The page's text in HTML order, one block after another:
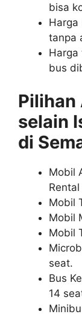
bisa
tanpa
Harga
bus
Pilihan
selain
di
Mobil
Mobil
Mobil
Mobil
seat.
Bus
14